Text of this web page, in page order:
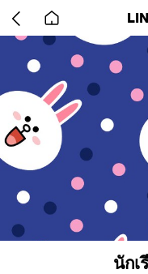
back
to
home
นัก